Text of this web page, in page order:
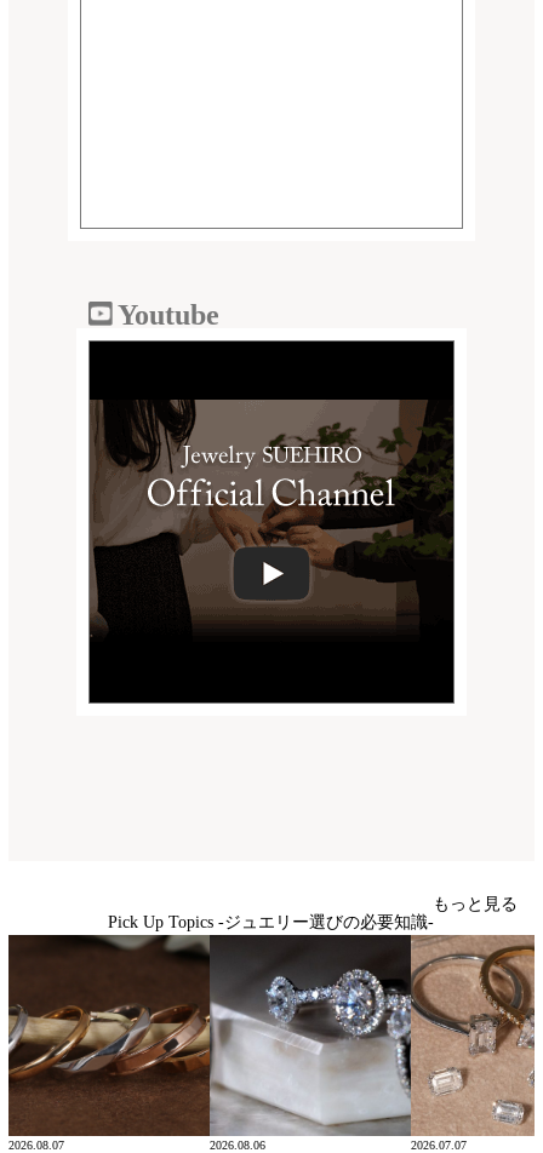
Youtube
Pick Up Topics -ジュエリー選びの必要知識-
もっと見る
2026.08.07
2026.08.06
2026.07.07